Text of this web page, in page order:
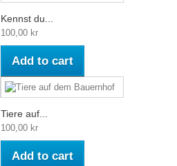
Kennst du...
100,00 kr
Add to cart
Tiere auf...
100,00 kr
Add to cart